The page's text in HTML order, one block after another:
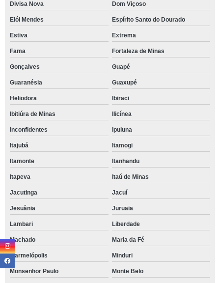
Divisa Nova Dom Viçoso
Elói Mendes Espírito Santo do Dourado
Estiva Extrema
Fama Fortaleza de Minas
Gonçalves Guapé
Guaranésia Guaxupé
Heliodora Ibiraci
Ibitiúra de Minas Ilicínea
Inconfidentes Ipuiuna
Itajubá Itamogi
Itamonte Itanhandu
Itapeva Itaú de Minas
Jacutinga Jacuí
Jesuânia Juruaia
Lambari Liberdade
Machado Maria da Fé
Marmelópolis Minduri
Monsenhor Paulo Monte Belo